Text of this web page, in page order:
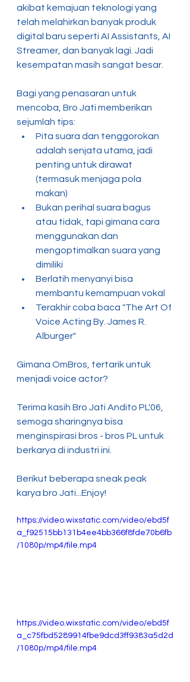
akibat kemajuan teknologi yang
telah melahirkan banyak produk
digital baru seperti AI Assistants, AI
Streamer, dan banyak lagi. Jadi
kesempatan masih sangat besar.
Bagi yang penasaran untuk
mencoba, Bro Jati memberikan
sejumlah tips:
Pita suara dan tenggorokan
adalah senjata utama, jadi
penting untuk dirawat
(termasuk menjaga pola
makan)
Bukan perihal suara bagus
atau tidak, tapi gimana cara
menggunakan dan
mengoptimalkan suara yang
dimiliki
Berlatih menyanyi bisa
membantu kemampuan vokal
Terakhir coba baca "The Art Of
Voice Acting By. James R.
Alburger"
Gimana OmBros, tertarik untuk
menjadi voice actor?
Terima kasih Bro Jati Andito PL'06,
semoga sharingnya bisa
menginspirasi bros - bros PL untuk
berkarya di industri ini.
Berikut beberapa sneak peak
karya bro Jati...Enjoy!
https://video.wixstatic.com/video/ebd5f
a_f92515bb131b4ee4bb366f8fde70b6fb
/1080p/mp4/file.mp4
https://video.wixstatic.com/video/ebd5f
a_c75fbd5289914fbe9dcd3ff9383a5d2d
/1080p/mp4/file.mp4